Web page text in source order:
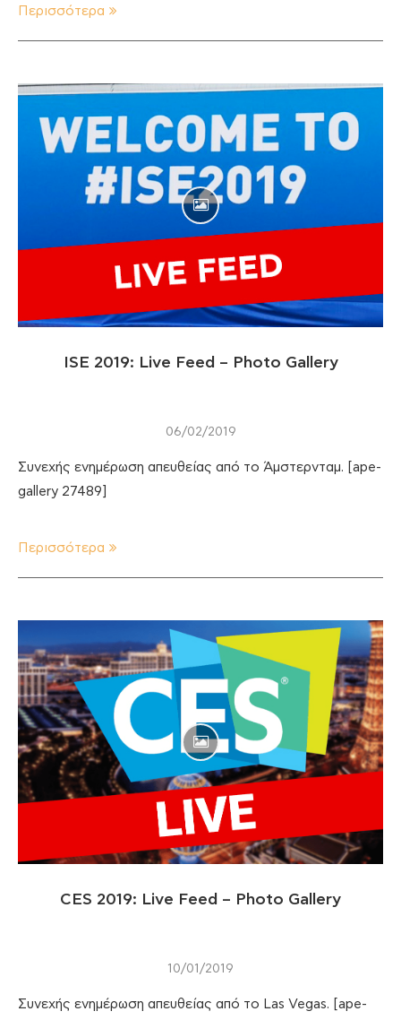
Περισσότερα
ISE 2019: Live Feed – Photo Gallery
06/02/2019
Συνεχής ενημέρωση απευθείας από το Άμστερνταμ. [ape-
gallery 27489]
Περισσότερα
CES 2019: Live Feed – Photo Gallery
10/01/2019
Συνεχής ενημέρωση απευθείας από το Las Vegas. [ape-